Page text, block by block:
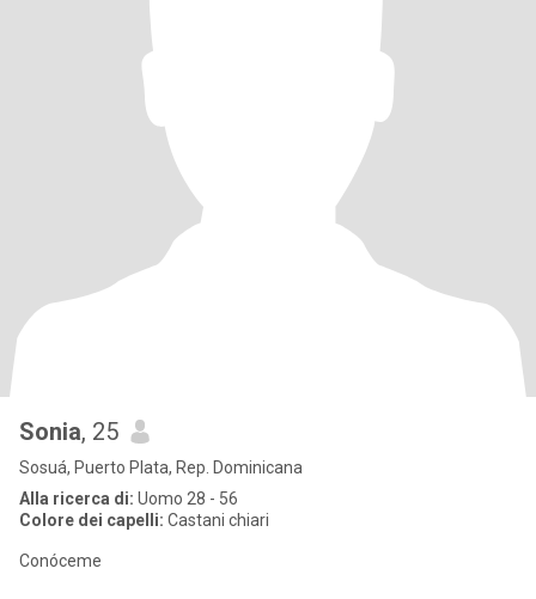
Sonia, 25
Sosuá, Puerto Plata, Rep. Dominicana
Alla ricerca di: Uomo 28 - 56
Colore dei capelli: Castani chiari
Conóceme